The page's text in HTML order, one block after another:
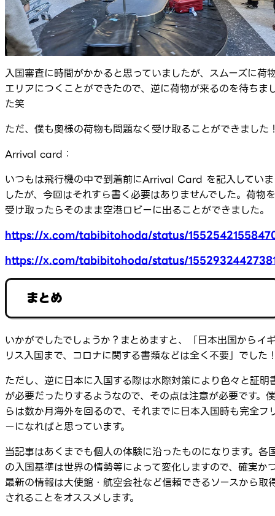
入国審査に時間がかかると思っていましたが、スムーズに荷
エリアにつくことができたので、逆に荷物が来るのを待ちま
た笑
ただ、僕も奥様の荷物も問題なく受け取ることができました
Arrival card：
いつもは飛行機の中で到着前にArrival Card を記入していま
したが、今回はそれすら書く必要はありませんでした。荷物を
受け取ったらそのまま空港ロビーに出ることができました。
https://x.com/tabibitohoda/status/
https://x.com/tabibitohoda/status/
まとめ
いかがでしたでしょうか？まとめますと、「日本出国からイ
リス入国まで、コロナに関する書類などは全く不要」でした
ただし、逆に日本に入国する際は水際対策により色々と証明
が必要だったりするようなので、その点は注意が必要です。僕
らは数か月海外を回るので、それまでに日本入国時も完全フ
ーになればと思っています。
当記事はあくまでも個人の体験に沿ったものになります。各
の入国基準は世界の情勢等によって変化しますので、確実か
最新の情報は大使館・航空会社など信頼できるソースから取
されることをオススメします。